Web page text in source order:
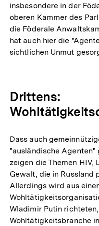
insbesondere in der
oberen Kammer des
die Föderale
hat auch hier die
sichtlichen Unmut
Drittens:
Dass auch
"ausländische Agenten"
zeigen die Themen HIV,
Gewalt, die in Russland
Allerdings wird aus
Wladimir Putin
Wohltätigkeitsbranche